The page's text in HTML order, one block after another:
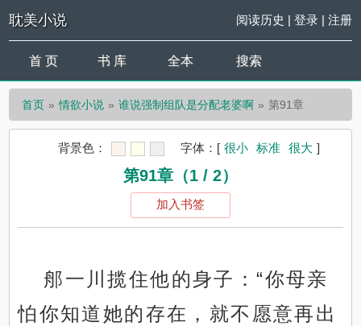
耽美小说 阅读历史 | 登录| 注册
首 页 书 库 全本 搜索
首页 情欲小说 谁说强制组队是分配老婆啊 第91章
背景色： 字体： [ 很小 标准 很大 ]
第91章（1 / 2）
加入书签
郍一川揽住他的身子：“你母亲
怕你知道她的存在，就不愿意再出